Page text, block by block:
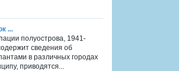
...
полуострова, 1941-
сведения об
в различных городах
приводятся...